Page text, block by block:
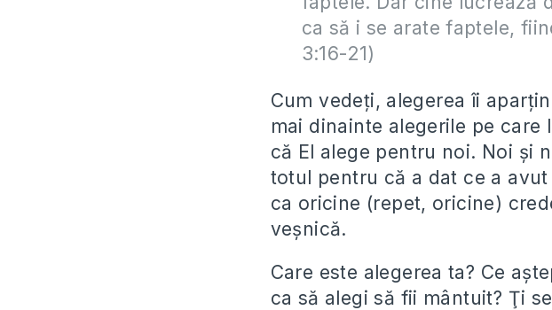
ca să i se arate faptele,
3:16-21)
Cum vedeţi, alegerea îi
mai dinainte alegerile pe
că El alege pentru noi. Noi şi
totul pentru că a dat ce a
ca oricine (repet, oricine)
veşnică.
Care este alegerea ta? Ce
ca să alegi să fii mântuit? Ţi